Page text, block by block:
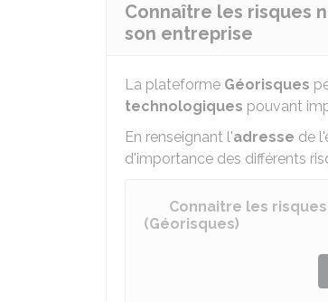
Connaître les risques
son entreprise
La plateforme Géorisques
technologiques pouvant
En renseignant l'adresse de
d'importance des différents
Connaitre les
(Géorisques)